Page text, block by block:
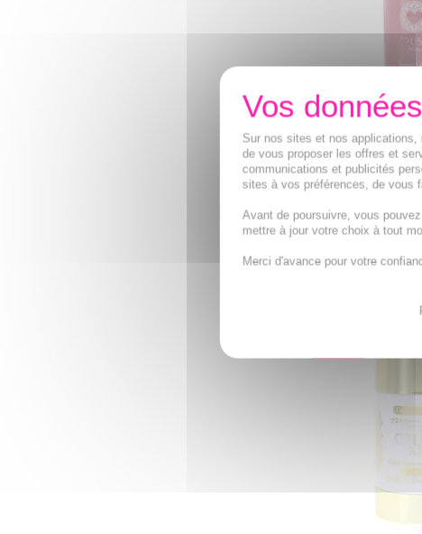
MUSC INTIME
Pailletée
100ml
Enrichie en 7
34,31€
Sur nos sites et nos
de vous proposer les offres et
communications et publicités
sites à vos préférences, de vous
Avant de poursuivre, vous
mettre à jour votre choix à tout
Merci d'avance pour votre